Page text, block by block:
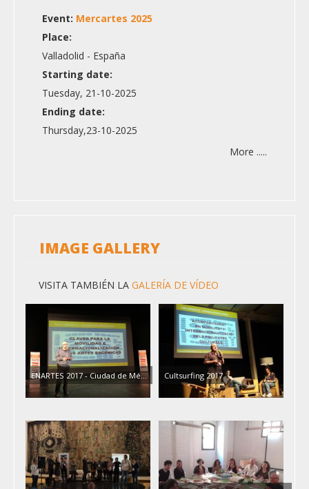
Event: Mercartes 2025
Place:
Valladolid - España
Starting date:
Tuesday, 21-10-2025
Ending date:
Thursday,23-10-2025
More .....
IMAGE GALLERY
VISITA TAMBIÉN LA GALERÍA DE VÍDEO
ENARTES 2017 - Ciudad de Mé… Cultsurfing 2017